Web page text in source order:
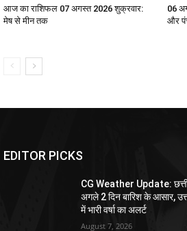
आज का राशिफल 07 अगस्त 2026 शुक्रवार:
मेष से मीन तक
06
और
EDITOR PICKS
CG Weather Update:
अगले 2 दिन बारिश के आसार,
में भारी वर्षा का अलर्ट
August 7, 2026